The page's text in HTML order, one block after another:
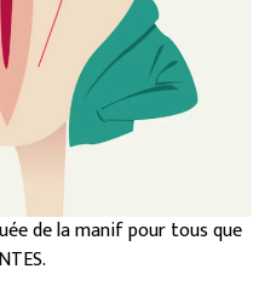
de la manif pour tous que